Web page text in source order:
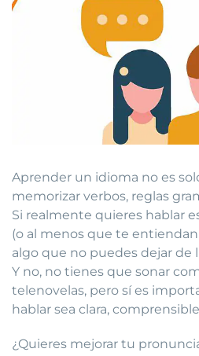
Aprender un idioma no es
memorizar verbos, reglas
Si realmente quieres hablar
(o al menos que te
algo que no puedes dejar de
Y no, no tienes que sonar
telenovelas, pero sí es
hablar sea clara,
¿Quieres mejorar tu